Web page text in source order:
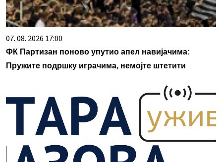
07. 08. 2026 17:00
ФК Партизан поново упутио апел навијачима:
Пружите подршку играчима, немојте штетити